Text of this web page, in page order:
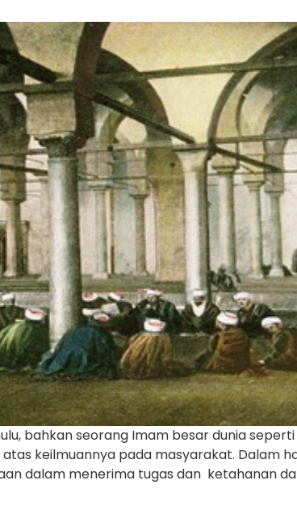
bahkan seorang Imam besar dunia
keilmuannya pada masyarakat. Dalam
dalam menerima tugas dan ketahanan